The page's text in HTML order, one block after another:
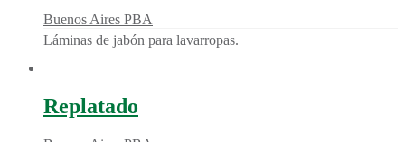
Buenos Aires PBA
Láminas de jabón para lavarropas.
Replatado